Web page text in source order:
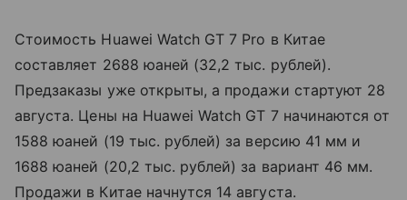
Стоимость Huawei Watch GT 7 Pro в Китае
составляет 2688 юаней (32,2 тыс. рублей).
Предзаказы уже открыты, а продажи стартуют 28
августа. Цены на Huawei Watch GT 7 начинаются от
1588 юаней (19 тыс. рублей) за версию 41 мм и
1688 юаней (20,2 тыс. рублей) за вариант 46 мм.
Продажи в Китае начнутся 14 августа.